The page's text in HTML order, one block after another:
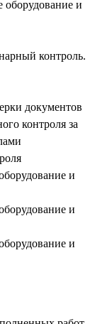
оборудование и
контроль.
документов
контроля за
и
и
и